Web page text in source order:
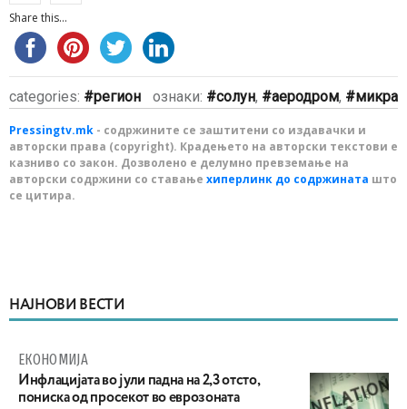
Share this...
categories: регион ознаки: солун, аеродром, микра
Pressingtv.mk - содржините се заштитени со издавачки и
авторски права (copyright). Крадењето на авторски текстови е
казниво со закон. Дозволено е делумно превземање на
авторски содржини со ставање хиперлинк до содржината што
се цитира.
НАЈНОВИ ВЕСТИ
ЕКОНОМИЈА
Инфлацијата во јули падна на 2,3 отсто,
пониска од просекот во еврозоната